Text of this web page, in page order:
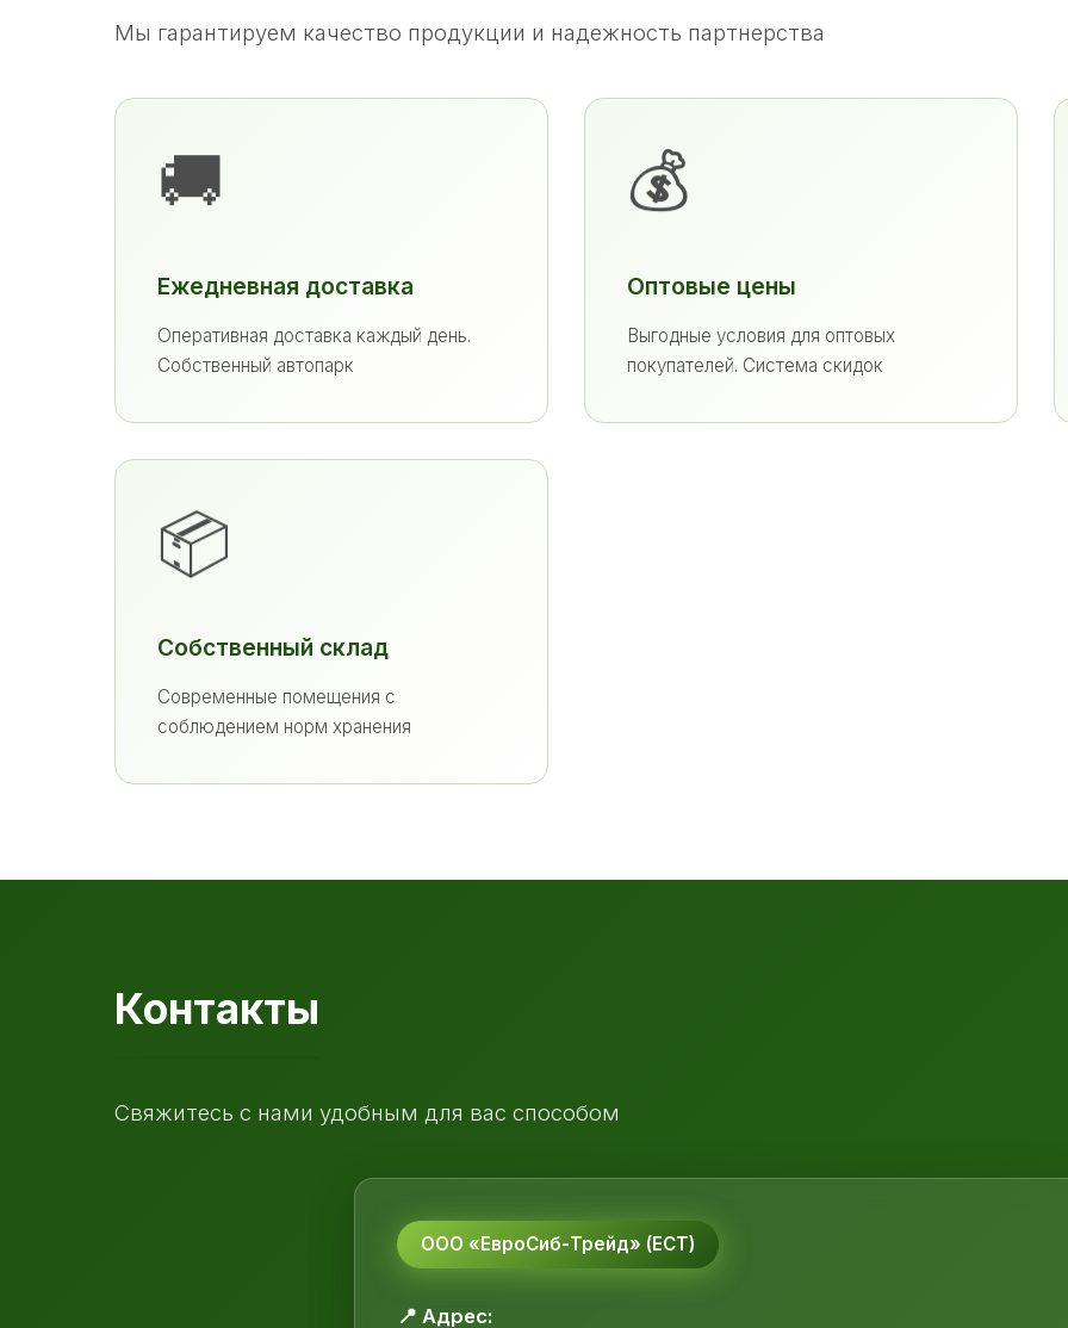
Мы гарантируем качество продукции и надежность партнерства
🚚
Ежедневная доставка
Оперативная доставка каждый день.
Собственный автопарк
💰
Оптовые цены
Выгодные условия для оптовых
покупателей. Система скидок
📦
Собственный склад
Современные помещения с
соблюдением норм хранения
Контакты
Свяжитесь с нами удобным для вас способом
ООО «ЕвроСиб-Трейд» (ЕСТ)
📍 Адрес: